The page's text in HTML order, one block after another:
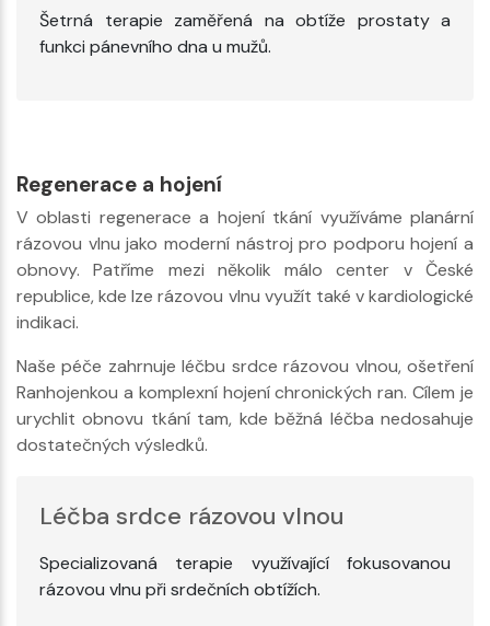
Šetrná terapie zaměřená na obtíže prostaty a
funkci pánevního dna u mužů.
Regenerace a hojení
V oblasti regenerace a hojení tkání využíváme planární
rázovou vlnu jako moderní nástroj pro podporu hojení a
obnovy. Patříme mezi několik málo center v České
republice, kde lze rázovou vlnu využít také v kardiologické
indikaci.
Naše péče zahrnuje léčbu srdce rázovou vlnou, ošetření
Ranhojenkou a komplexní hojení chronických ran. Cílem je
urychlit obnovu tkání tam, kde běžná léčba nedosahuje
dostatečných výsledků.
Léčba srdce rázovou vlnou
Specializovaná terapie využívající fokusovanou
rázovou vlnu při srdečních obtížích.